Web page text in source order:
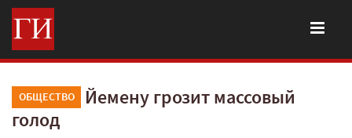
ОБЩЕСТВО
Йемену грозит массовый
голод